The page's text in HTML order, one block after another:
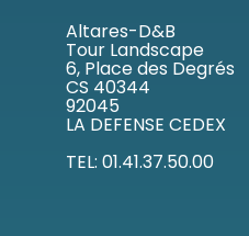
Altares-D&B
Tour Landscape
6, Place des Degrés
CS 40344
92045
LA DEFENSE CEDEX
TEL: 01.41.37.50.00